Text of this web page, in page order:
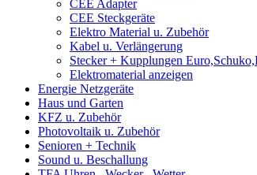
CEE Adapter
CEE Steckgeräte
Elektro Material u. Zubehör
Kabel u. Verlängerung
Stecker + Kupplungen
Elektromaterial anzeigen
Energie Netzgeräte
Haus und Garten
KFZ u. Zubehör
Photovoltaik u. Zubehör
Senioren + Technik
Sound u. Beschallung